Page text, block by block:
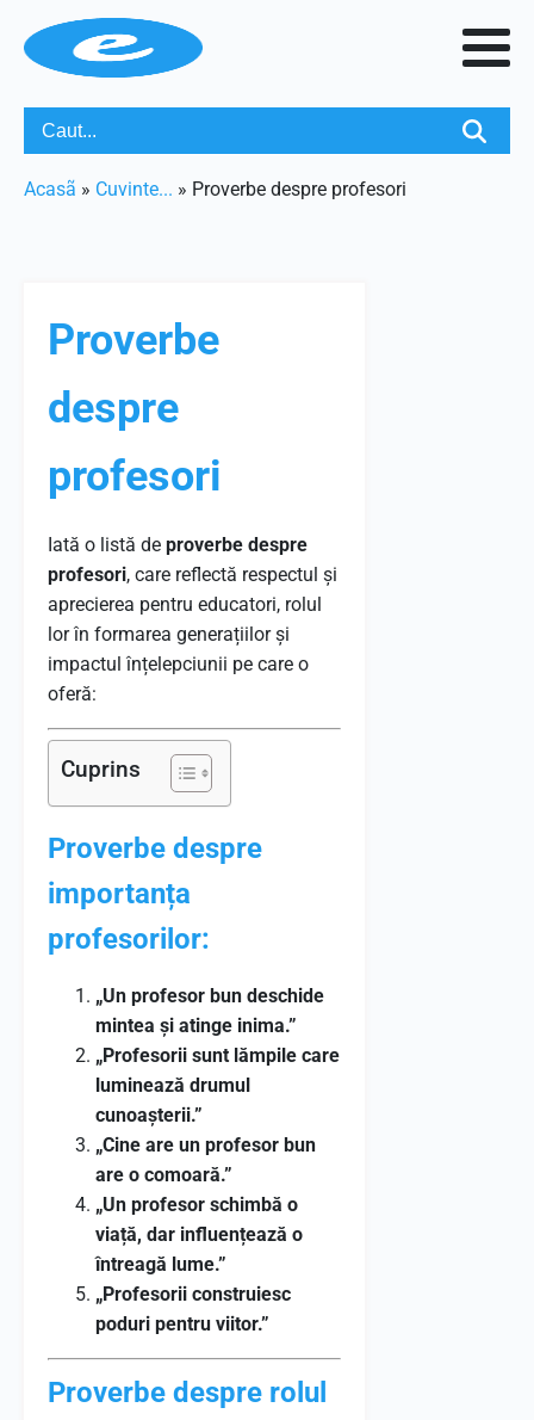
Acasã » Cuvinte... » Proverbe despre profesori
Proverbe
despre
profesori
Iată o listă de proverbe despre
profesori, care reflectă respectul și
aprecierea pentru educatori, rolul
lor în formarea generațiilor și
impactul înțelepciunii pe care o
oferă:
Cuprins
Proverbe despre
importanța
profesorilor:
„Un profesor bun deschide
mintea și atinge inima.”
„Profesorii sunt lămpile care
luminează drumul
cunoașterii.”
„Cine are un profesor bun
are o comoară.”
„Un profesor schimbă o
viață, dar influențează o
întreagă lume.”
„Profesorii construiesc
poduri pentru viitor.”
Proverbe despre rolul